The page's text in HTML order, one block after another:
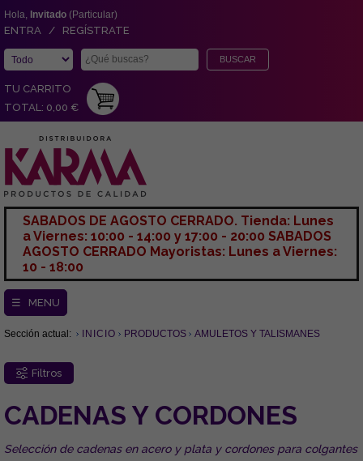
Hola, Invitado (Particular)
ENTRA / REGÍSTRATE
TU CARRITO
TOTAL: 0,00 €
SABADOS DE AGOSTO CERRADO. Tienda: Lunes
a Viernes: 10:00 - 14:00 y 17:00 - 20:00 SABADOS
AGOSTO CERRADO Mayoristas: Lunes a Viernes:
10 - 18:00
☰ MENU
Sección actual: INICIO PRODUCTOS AMULETOS Y TALISMANES
Filtros
CADENAS Y CORDONES
Selección de cadenas en acero y plata y cordones para colgantes